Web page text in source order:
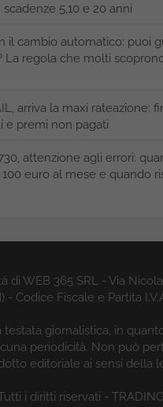
5,10 e 20 anni
il cambio automatico: puoi
La regola che molti
arriva la maxi rateazione:
e premi non pagati
attenzione agli errori:
euro al mese e quando
di WEB 365 SRL - Via
- Codice Fiscale e Partita
testata giornalistica, in
periodicità. Non può
editoriale ai sensi della
i diritti riservati -